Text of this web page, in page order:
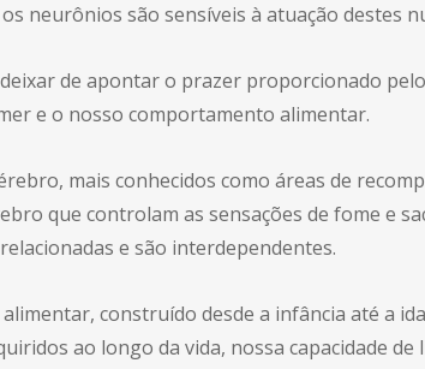
neurônios são sensíveis à atuação destes
de apontar o prazer proporcionado
e o nosso comportamento alimentar.
mais conhecidos como áreas de
que controlam as sensações de fome e
e são interdependentes.
construído desde a infância até a
ao longo da vida, nossa capacidade